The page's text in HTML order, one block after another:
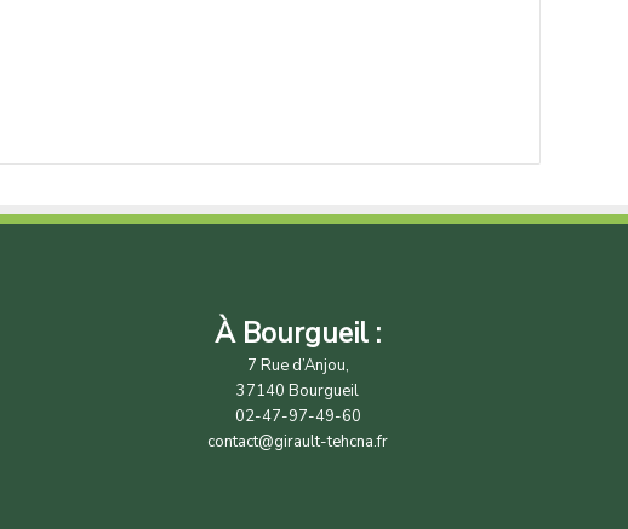
À Bourgueil :
7 Rue d’Anjou,
37140 Bourgueil
02-47-97-49-60
contact@girault-tehcna.fr